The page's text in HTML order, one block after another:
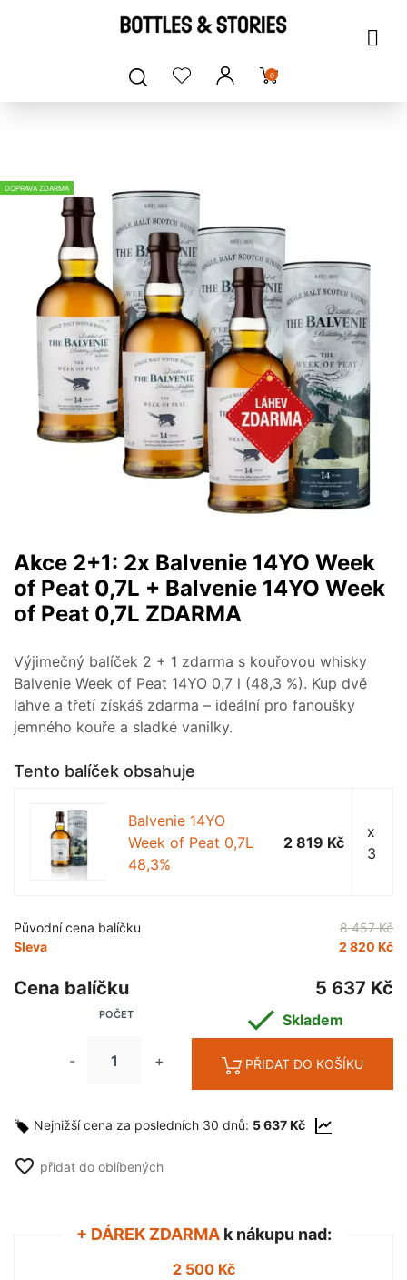
0
DOPRAVA ZDARMA
Akce 2+1: 2x Balvenie 14YO Week
of Peat 0,7L + Balvenie 14YO Week
of Peat 0,7L ZDARMA
Výjimečný balíček 2 + 1 zdarma s kouřovou whisky
Balvenie Week of Peat 14YO 0,7 l (48,3 %). Kup dvě
lahve a třetí získáš zdarma – ideální pro fanoušky
jemného kouře a sladké vanilky.
Tento balíček obsahuje
Balvenie 14YO
Week of Peat 0,7L
48,3%
2 819 Kč
x
3
Původní cena balíčku
8 457 Kč
Sleva
2 820 Kč
Cena balíčku 5 637 Kč
POČET
- +
 Skladem
PŘIDAT DO KOŠÍKU
Nejnižší cena za posledních 30 dnů: 5 637 Kč
favorite_border přidat do oblíbených
+ DÁREK ZDARMAk nákupu nad:
2 500 Kč